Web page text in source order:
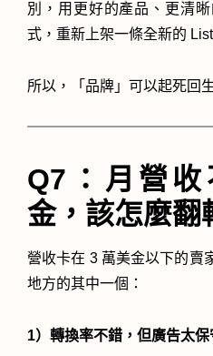
別，用更好的產品、更清
式，重新上架一條全新的
所以，「品牌」可以起死回
Q7：月營
金，該怎麼翻
營收卡在 3 萬美金以下的賣
地方的其中一個：
1）轉換率不錯，但廣告太